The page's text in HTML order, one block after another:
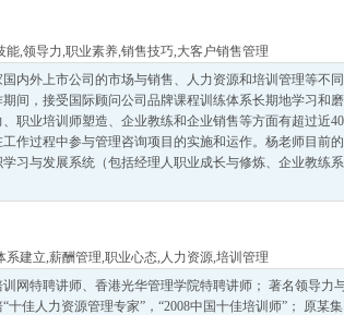
能,领导力,职业素养,销售技巧,大客户销售管理
内外上市公司的市场与销售、人力资源和培训管理等不
间，接受国际顾问公司品牌课程训练体系长期地学习和
职业培训师塑造、企业教练和企业销售等方面有超过近
作过程中参与管理咨询项目的实施和运作。杨老师目前
习与发展系统（包括经理人职业成长与修炼、企业教练
系建立,薪酬管理,职业心态, 人力资源,培训管理
网特聘讲师、香港光华管理学院特聘讲师； 著名领导力
十佳人力资源管理专家”，“2008中国十佳培训师”； 原某集